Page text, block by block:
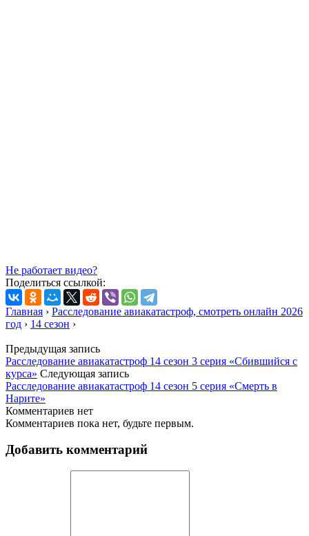
Не работает видео?
Поделиться ссылкой:
Главная › Расследование авиакатастроф, смотреть онлайн 2026
год › 14 сезон ›
Предыдущая запись
Расследование авиакатастроф 14 сезон 3 серия «Сбившийся с
курса» Следующая запись
Расследование авиакатастроф 14 сезон 5 серия «Смерть в
Нарите»
Комментариев нет
Комментариев пока нет, будьте первым.
Добавить комментарий